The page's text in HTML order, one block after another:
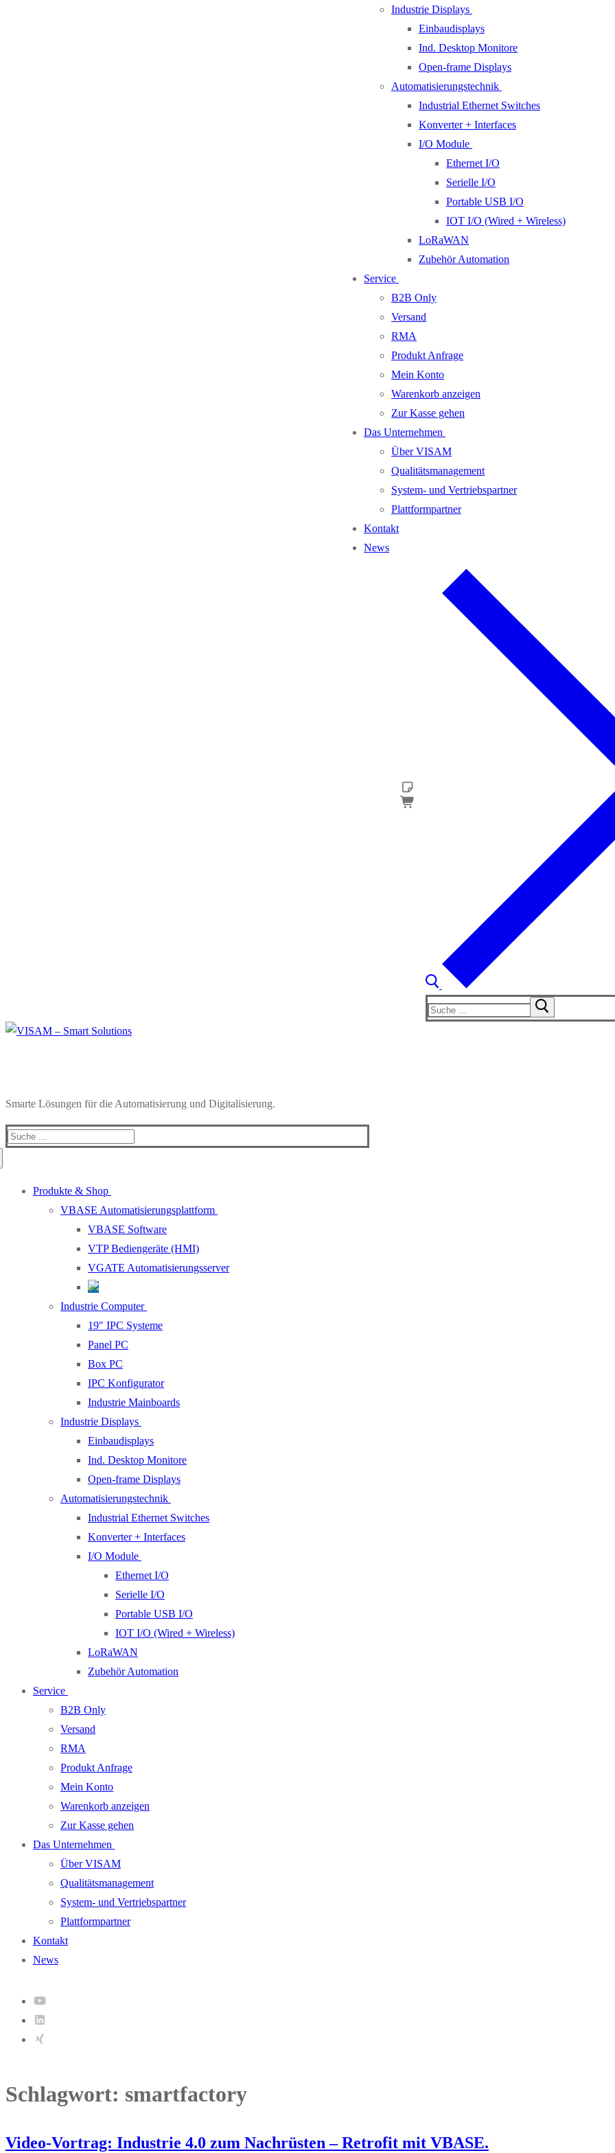
Industrie Displays
Einbaudisplays
Ind. Desktop Monitore
Open-frame Displays
Automatisierungstechnik
Industrial Ethernet Switches
Konverter + Interfaces
I/O Module
Ethernet I/O
Serielle I/O
Portable USB I/O
IOT I/O (Wired + Wireless)
LoRaWAN
Zubehör Automation
Service
B2B Only
Versand
RMA
Produkt Anfrage
Mein Konto
Warenkorb anzeigen
Zur Kasse gehen
Das Unternehmen
Über VISAM
Qualitätsmanagement
System- und Vertriebspartner
Plattformpartner
Kontakt
News
Smarte Lösungen für die Automatisierung und Digitalisierung.
Produkte & Shop
VBASE Automatisierungsplattform
VBASE Software
VTP Bediengeräte (HMI)
VGATE Automatisierungsserver
Industrie Computer
19″ IPC Systeme
Panel PC
Box PC
IPC Konfigurator
Industrie Mainboards
Industrie Displays
Einbaudisplays
Ind. Desktop Monitore
Open-frame Displays
Automatisierungstechnik
Industrial Ethernet Switches
Konverter + Interfaces
I/O Module
Ethernet I/O
Serielle I/O
Portable USB I/O
IOT I/O (Wired + Wireless)
LoRaWAN
Zubehör Automation
Service
B2B Only
Versand
RMA
Produkt Anfrage
Mein Konto
Warenkorb anzeigen
Zur Kasse gehen
Das Unternehmen
Über VISAM
Qualitätsmanagement
System- und Vertriebspartner
Plattformpartner
Kontakt
News
Schlagwort: smartfactory
Video-Vortrag: Industrie 4.0 zum Nachrüsten – Retrofit mit VBASE.